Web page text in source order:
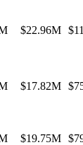
$22.96M
$17.82M
$19.75M